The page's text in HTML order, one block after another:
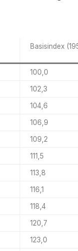
Basisindex
100,0
102,3
104,6
106,9
109,2
111,5
113,8
116,1
118,4
120,7
123,0